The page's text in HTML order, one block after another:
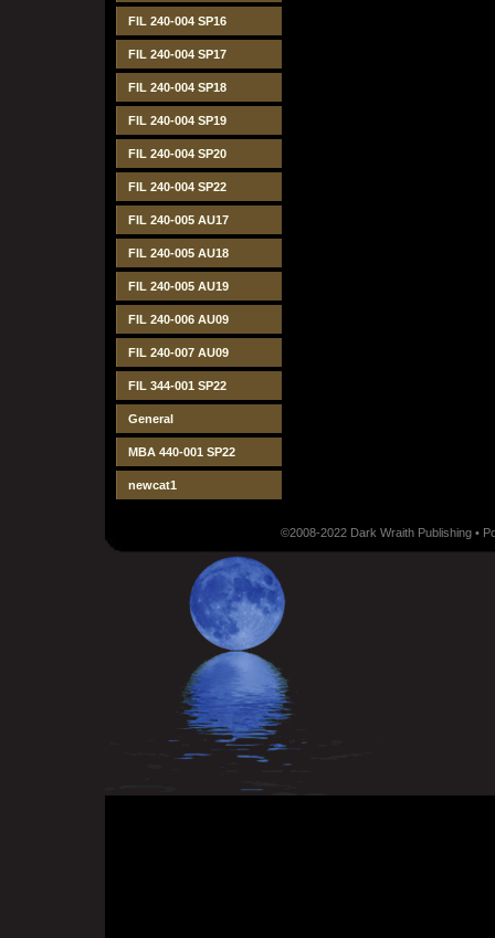
FIL 240-004 SP16
FIL 240-004 SP17
FIL 240-004 SP18
FIL 240-004 SP19
FIL 240-004 SP20
FIL 240-004 SP22
FIL 240-005 AU17
FIL 240-005 AU18
FIL 240-005 AU19
FIL 240-006 AU09
FIL 240-007 AU09
FIL 344-001 SP22
General
MBA 440-001 SP22
newcat1
©2008-2022 Dark Wraith Publishing •